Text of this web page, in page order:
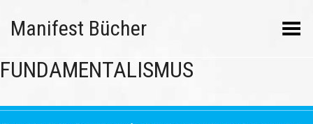
Manifest Bücher Menü umschalten
FUNDAMENTALISMUS